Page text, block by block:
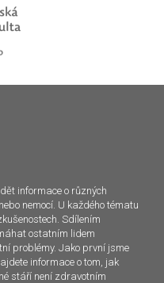
informace o různých
nemocí. U každého tématu
Sdílením
ostatním lidem
problémy. Jako první jsme
informace o tom, jak
stáří není zdravotním